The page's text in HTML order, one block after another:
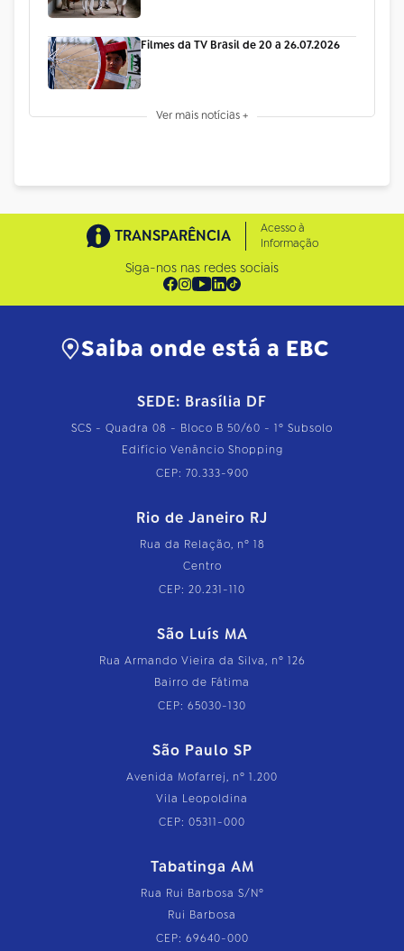
Filmes da TV Brasil de 20 a 26.07.2026
Ver mais notícias +
TRANSPARÊNCIA
Acesso à
Informação
Siga-nos nas redes sociais
Saiba onde está a EBC
SEDE: Brasília DF
SCS - Quadra 08 - Bloco B 50/60 - 1º Subsolo
Edifício Venâncio Shopping
CEP: 70.333-900
Rio de Janeiro RJ
Rua da Relação, nº 18
Centro
CEP: 20.231-110
São Luís MA
Rua Armando Vieira da Silva, nº 126
Bairro de Fátima
CEP: 65030-130
São Paulo SP
Avenida Mofarrej, nº 1.200
Vila Leopoldina
CEP: 05311-000
Tabatinga AM
Rua Rui Barbosa S/Nº
Rui Barbosa
CEP: 69640-000